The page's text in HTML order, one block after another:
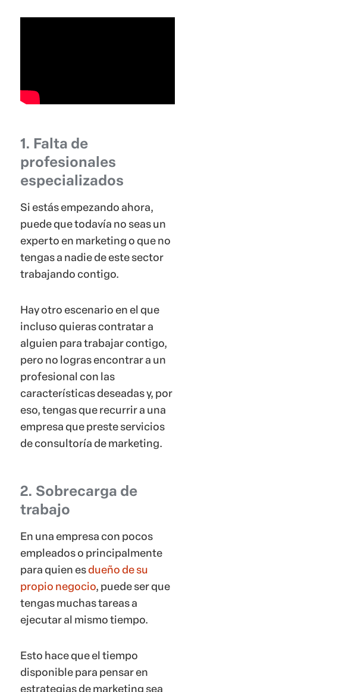
1. Falta de
profesionales
especializados
Si estás empezando ahora,
puede que todavía no seas un
experto en marketing o que no
tengas a nadie de este sector
trabajando contigo.
Hay otro escenario en el que
incluso quieras contratar a
alguien para trabajar contigo,
pero no logras encontrar a un
profesional con las
características deseadas y, por
eso, tengas que recurrir a una
empresa que preste servicios
de consultoría de marketing.
2. Sobrecarga de
trabajo
En una empresa con pocos
empleados o principalmente
para quien esdueño de su
propio negocio, puede ser que
tengas muchas tareas a
ejecutar al mismo tiempo.
Esto hace que el tiempo
disponible para pensar en
estrategias de marketing sea